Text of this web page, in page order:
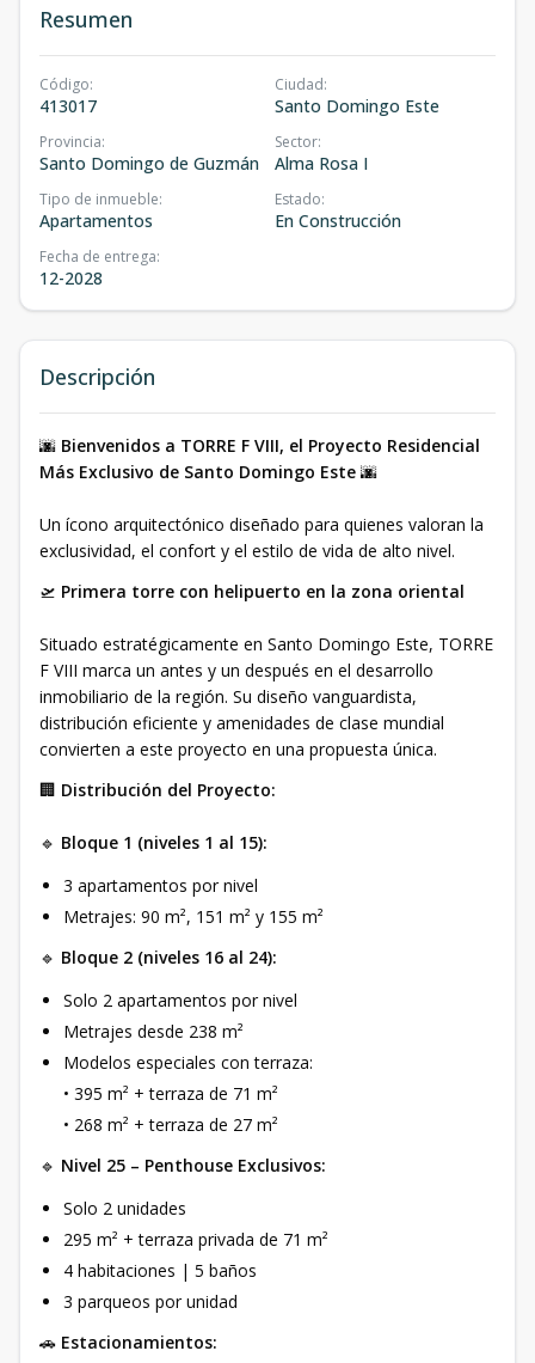
Resumen
Código:
413017
Ciudad:
Santo Domingo Este
Provincia:
Santo Domingo de Guzmán
Sector:
Alma Rosa I
Tipo de inmueble:
Apartamentos
Estado:
En Construcción
Fecha de entrega:
12-2028
Descripción
🌆 Bienvenidos a TORRE F VIII, el Proyecto Residencial
Más Exclusivo de Santo Domingo Este 🌆
Un ícono arquitectónico diseñado para quienes valoran la
exclusividad, el confort y el estilo de vida de alto nivel.
🛫 Primera torre con helipuerto en la zona oriental
Situado estratégicamente en Santo Domingo Este, TORRE
F VIII marca un antes y un después en el desarrollo
inmobiliario de la región. Su diseño vanguardista,
distribución eficiente y amenidades de clase mundial
convierten a este proyecto en una propuesta única.
🏢 Distribución del Proyecto:
🔹 Bloque 1 (niveles 1 al 15):
3 apartamentos por nivel
Metrajes: 90 m², 151 m² y 155 m²
🔹 Bloque 2 (niveles 16 al 24):
Solo 2 apartamentos por nivel
Metrajes desde 238 m²
Modelos especiales con terraza:
• 395 m² + terraza de 71 m²
• 268 m² + terraza de 27 m²
🔹 Nivel 25 – Penthouse Exclusivos:
Solo 2 unidades
295 m² + terraza privada de 71 m²
4 habitaciones | 5 baños
3 parqueos por unidad
🚗 Estacionamientos: